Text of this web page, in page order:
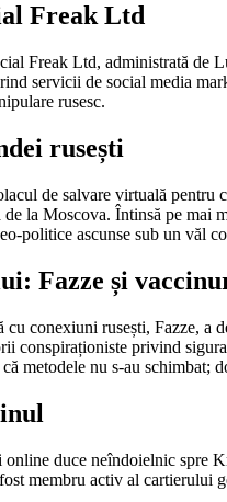
Freak Ltd
Freak Ltd, administrată de
servicii de social media
rusesc.
rusești
de salvare virtuală
de la Moscova. Întinsă pe
politice ascunse sub un văl
Fazze și
conexiuni rusești, Fazze, a
conspiraționiste privind
metodele nu s-au
online duce neîndoielnic
membru activ al cartierului